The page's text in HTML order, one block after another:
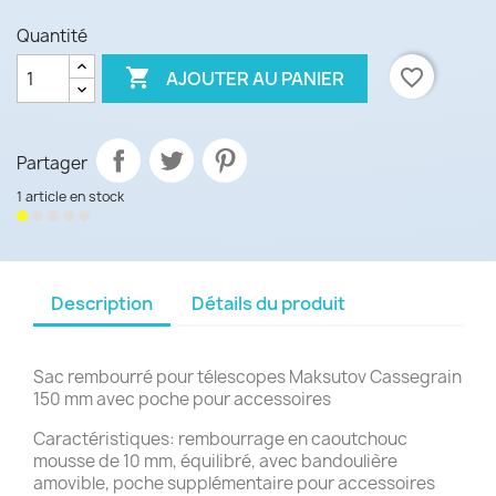
Quantité
 AJOUTER AU PANIER favorite_border
Partager
1 article en stock
Description Détails du produit
Sac rembourré pour télescopes Maksutov Cassegrain
150 mm avec poche pour accessoires
Caractéristiques: rembourrage en caoutchouc
mousse de 10 mm, équilibré, avec bandoulière
amovible, poche supplémentaire pour accessoires